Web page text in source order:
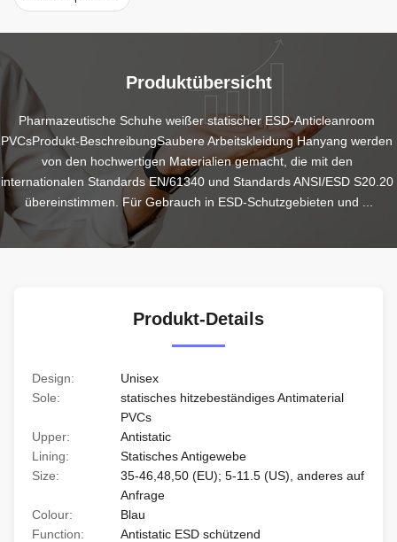
Produktübersicht
Pharmazeutische Schuhe weißer statischer ESD-Anticleanroom
PVCsProdukt-BeschreibungSaubere Arbeitskleidung Hanyang werden
von den hochwertigen Materialien gemacht, die mit den
internationalen Standards EN/61340 und Standards ANSI/ESD S20.20
übereinstimmen. Für Gebrauch in ESD-Schutzgebieten und ...
Produkt-Details
Design:
Unisex
Sole:
statisches hitzebeständiges Antimaterial
PVCs
Upper:
Antistatic
Lining:
Statisches Antigewebe
Size:
35-46,48,50 (EU); 5-11.5 (US), anderes auf
Anfrage
Colour:
Blau
Function:
Antistatic ESD schützend